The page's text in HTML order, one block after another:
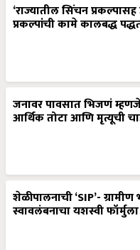
‘राज्यातील सिंचन
प्रकल्पांची कामे कालबद्ध
जनावर पावसात भिजणं
आर्थिक तोटा आणि मृत्यूची
शेळीपालनाची ‘SIP’-
स्वावलंबनाचा यशस्वी फॉर्मुला